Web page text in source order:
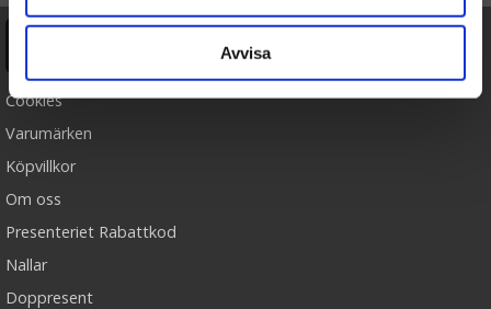
Avvisa
Cookies
Varumärken
Köpvillkor
Om oss
Presenteriet Rabattkod
Nallar
Doppresent